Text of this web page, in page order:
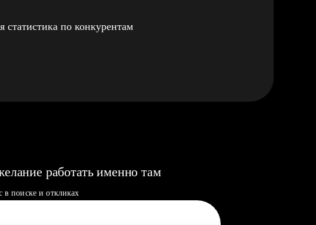
статистика по конкурентам
работать именно там
в поиске и откликах